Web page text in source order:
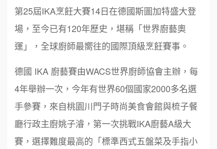
第25屆IKA烹飪大賽14日在德國斯圖加特盛大登
場，至今已有120年歷史，堪稱「世界廚藝奧
運」，全球廚師最嚮往的國際頂級烹飪賽事。
德國 IKA 廚藝賽由WACS世界廚師協會主辦，每
4年舉辦一次，今年有世界60個國家2000多名選
手參賽，來自桃園川門子時尚美食會館與梳子餐
廳行政主廚姚子濬，第一次挑戰IKA廚藝A級大
賽，選擇難度最高的「標準西式五盤菜及手指小